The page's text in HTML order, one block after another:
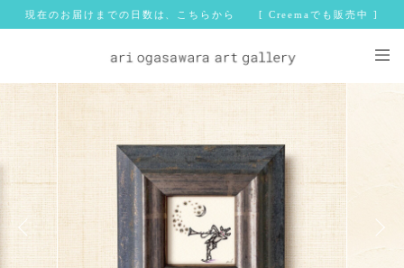
現在のお届けまでの日数は、こちらから [ Creemaでも販売中 ]